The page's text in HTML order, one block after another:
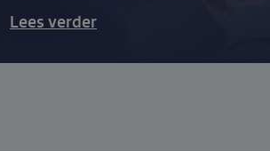
Lees verder